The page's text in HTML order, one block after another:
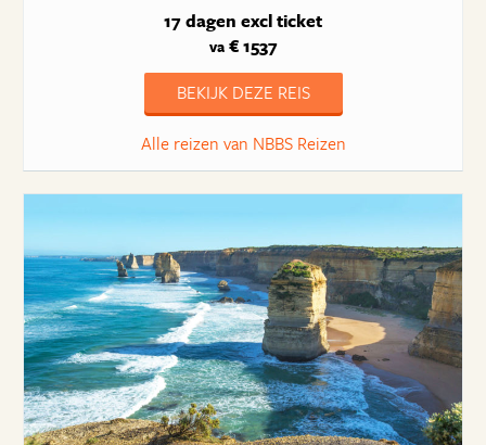
17 dagen excl ticket
va€ 1537
BEKIJK DEZE REIS
Alle reizen van NBBS Reizen